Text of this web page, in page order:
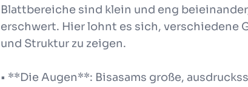
Blattbereiche sind klein und eng
erschwert. Hier lohnt es sich, verschiedene
und Struktur zu zeigen.
• **Die Augen**: Bisasams große,